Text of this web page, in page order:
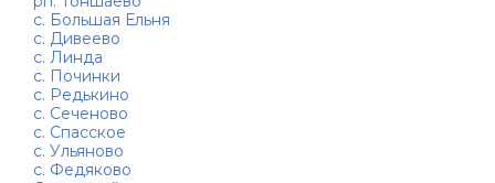
с. Большая Ельня
с. Дивеево
с. Линда
с. Починки
с. Редькино
с. Сеченово
с. Спасское
с. Ульяново
с. Федяково